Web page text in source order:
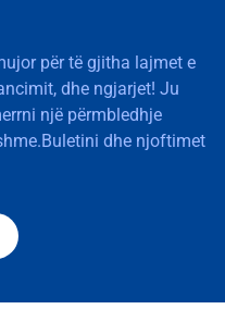
për të gjitha lajmet e
dhe ngjarjet! Ju
një përmbledhje
dhe njoftimet